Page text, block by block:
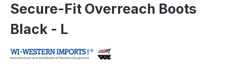
Secure-Fit Overreach Boots
Black - L